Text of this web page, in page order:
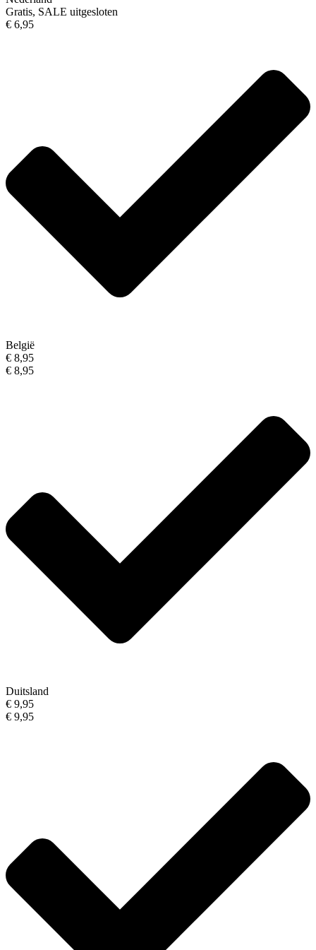
Gratis, SALE uitgesloten
€ 6,95
België
€ 8,95
€ 8,95
Duitsland
€ 9,95
€ 9,95